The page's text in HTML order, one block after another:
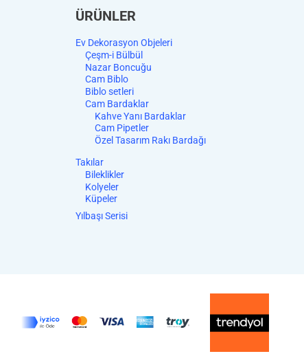
ÜRÜNLER
Ev Dekorasyon Objeleri
Çeşm-i Bülbül
Nazar Boncuğu
Cam Biblo
Biblo setleri
Cam Bardaklar
Kahve Yanı Bardaklar
Cam Pipetler
Özel Tasarım Rakı Bardağı
Takılar
Bileklikler
Kolyeler
Küpeler
Yılbaşı Serisi